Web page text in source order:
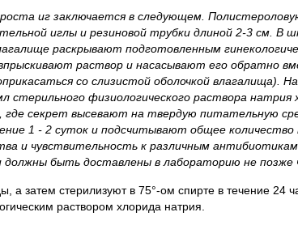
иг заключается в следующем.
иглы и резиновой трубки длиной 2-3 см. В
раскрывают подготовленным
раствор и насасывают его обратно
со слизистой оболочкой влагалища).
стерильного физиологического раствора
секрет высевают на твердую питательную
1 - 2 суток и подсчитывают общее
и чувствительность к различным
должны быть доставлены в лабораторию не позже
а затем стерилизуют в 75°-ом спирте в течение 24
раствором хлорида натрия.